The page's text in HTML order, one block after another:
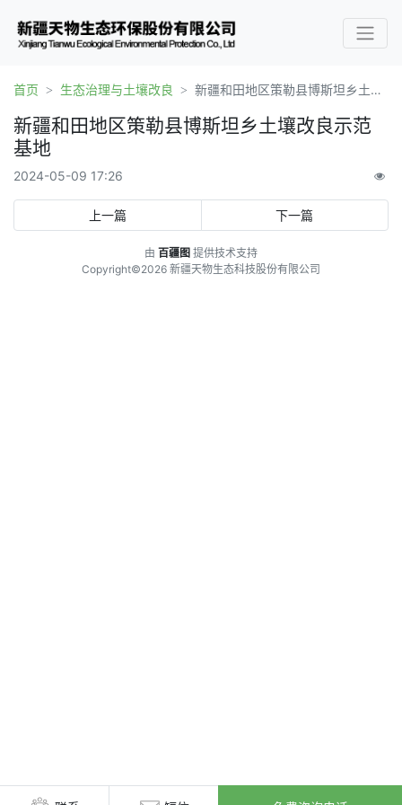
首页 生态治理与土壤改良 新疆和田地区策勒县博斯坦乡土壤改良示范基地
新疆和田地区策勒县博斯坦乡土壤改良示范
基地
2024-05-09 17:26
上一篇 下一篇
由 百疆图 提供技术支持
Copyright©2026 新疆天物生态科技股份有限公司